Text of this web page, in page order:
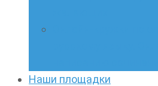
Наши площадки